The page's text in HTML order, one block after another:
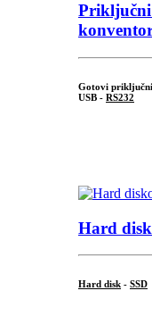
Priključni
Gotovi
USB - RS232
Hard
Hard disk - SSD